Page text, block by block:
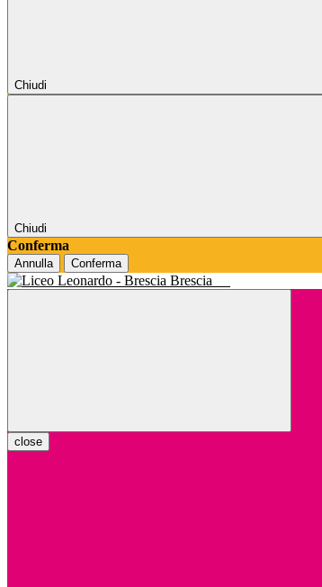
Chiudi
Chiudi
Conferma
Annulla Conferma
Brescia
close